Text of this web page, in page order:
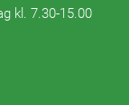
7.30-15.00